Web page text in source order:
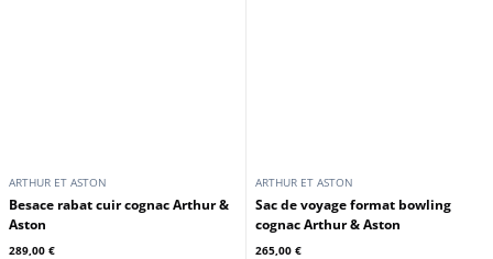
ARTHUR ET ASTON
Besace rabat cuir cognac Arthur &
Aston
289,00 €
ARTHUR ET ASTON
Sac de voyage format bowling
cognac Arthur & Aston
265,00 €